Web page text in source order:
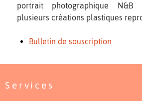
portrait photographique
plusieurs créations plastiques
Bulletin de souscription
Services